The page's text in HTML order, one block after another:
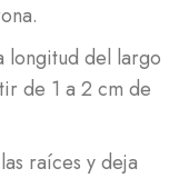
longitud del largo
de 1 a 2 cm de
raíces y deja